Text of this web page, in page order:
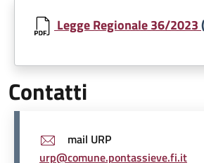
Document
Legge Regionale 36/2023
Contatti
mail URP
urp@comune.pontassieve.fi.it